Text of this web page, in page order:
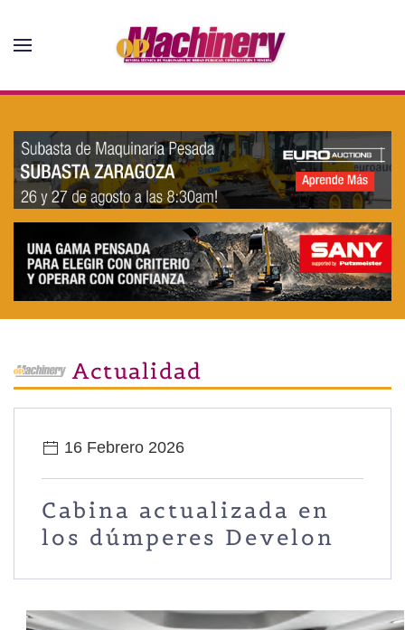
Skip to main content
Actualidad
16 Febrero 2026
Cabina actualizada en
los dúmperes Develon